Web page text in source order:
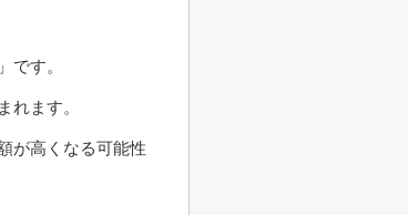
です。
れます。
が高くなる可能性